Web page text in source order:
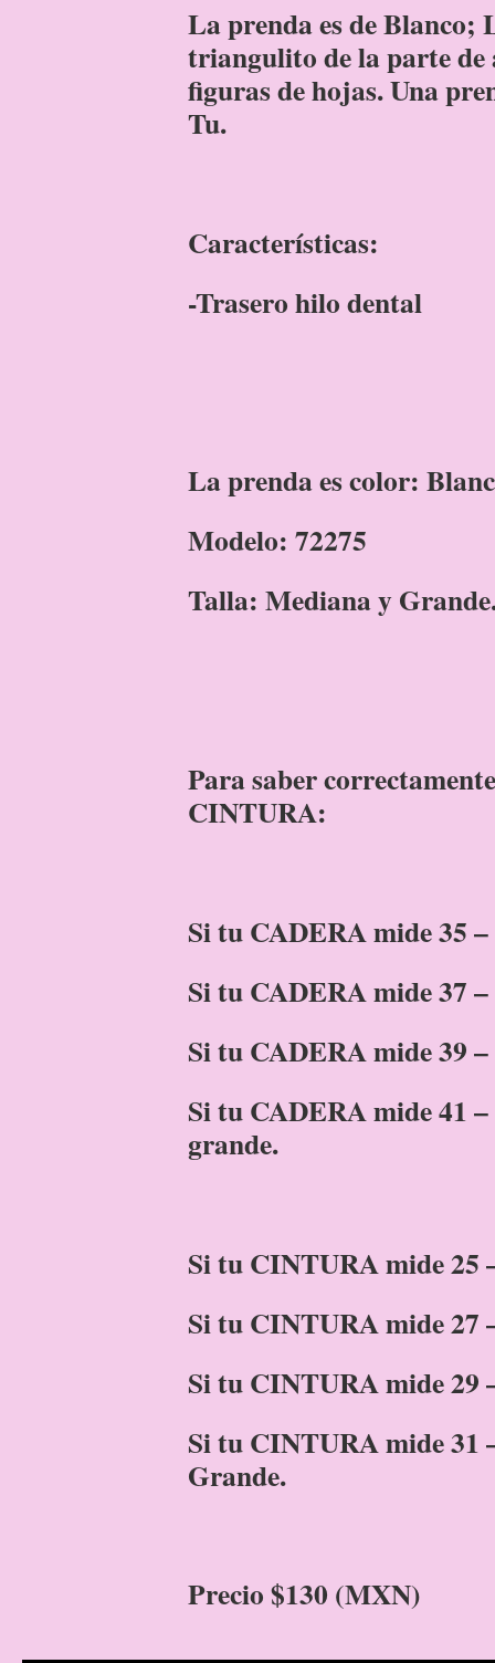
La prenda es de Blanco;
triangulito de la parte de
figuras de hojas. Una
Tu.
Características:
-Trasero hilo dental
La prenda es color:
Modelo: 72275
Talla: Mediana y
Para saber
CINTURA:
Si tu CADERA mide 35
Si tu CADERA mide 37
Si tu CADERA mide 39
Si tu CADERA mide 41
grande.
Si tu CINTURA mide 25
Si tu CINTURA mide 27
Si tu CINTURA mide 29
Si tu CINTURA mide 31
Grande.
Precio $130 (MXN)